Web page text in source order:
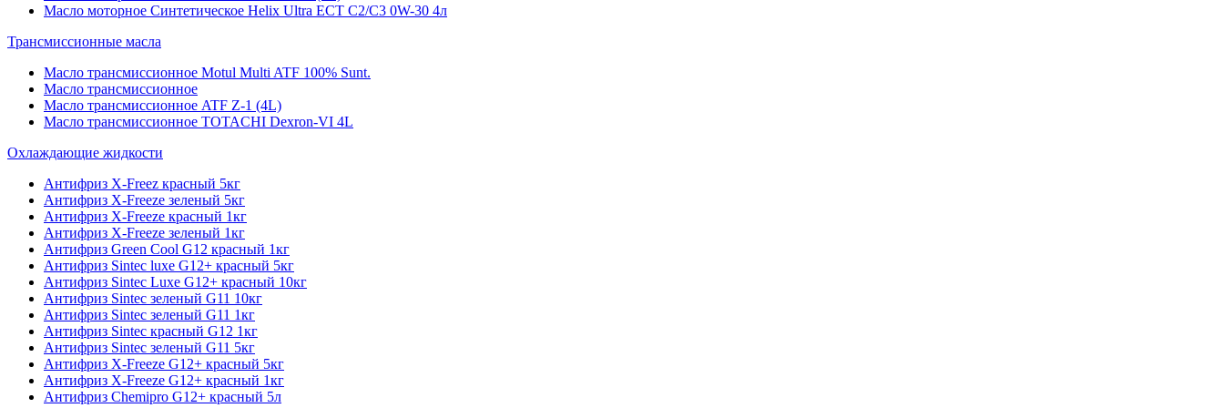
Масло моторное Синтетическое Helix Ultra ECT C2/C3 0W-30 4л
Трансмиссионные масла
Масло трансмиссионное Motul Multi ATF 100% Sunt.
Масло трансмиссионное
Масло трансмиссионное ATF Z-1 (4L)
Масло трансмиссионное TOTACHI Dexron-VI 4L
Охлаждающие жидкости
Антифриз X-Freez красный 5кг
Антифриз X-Freeze зеленый 5кг
Антифриз X-Freeze красный 1кг
Антифриз X-Freeze зеленый 1кг
Антифриз Green Cool G12 красный 1кг
Антифриз Sintec luxe G12+ красный 5кг
Антифриз Sintec Luxe G12+ красный 10кг
Антифриз Sintec зеленый G11 10кг
Антифриз Sintec зеленый G11 1кг
Антифриз Sintec красный G12 1кг
Антифриз Sintec зеленый G11 5кг
Антифриз X-Freeze G12+ красный 5кг
Антифриз X-Freeze G12+ красный 1кг
Антифриз Chemipro G12+ красный 5л